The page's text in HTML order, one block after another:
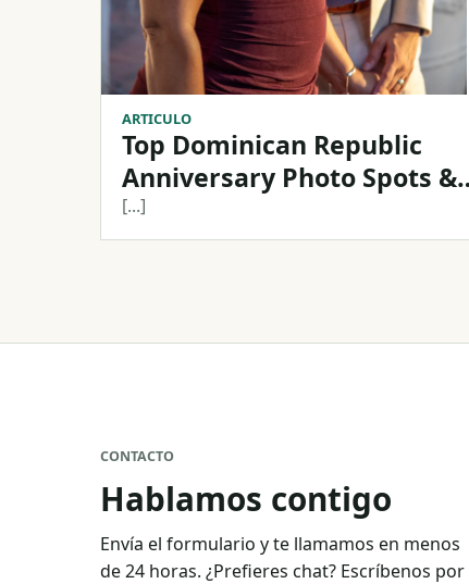
ARTICULO
Top Dominican Republic
Anniversary Photo Spots &
Professional Photographer
[...]
CONTACTO
Hablamos contigo
Envía el formulario y te llamamos en menos
de 24 horas. ¿Prefieres chat? Escríbenos por